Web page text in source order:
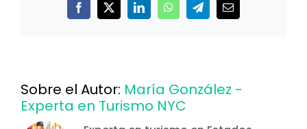
Facebook
X LinkedInWhatsAppTelegramCorreo
electrónico
Sobre el Autor: María González -
Experta en Turismo NYC